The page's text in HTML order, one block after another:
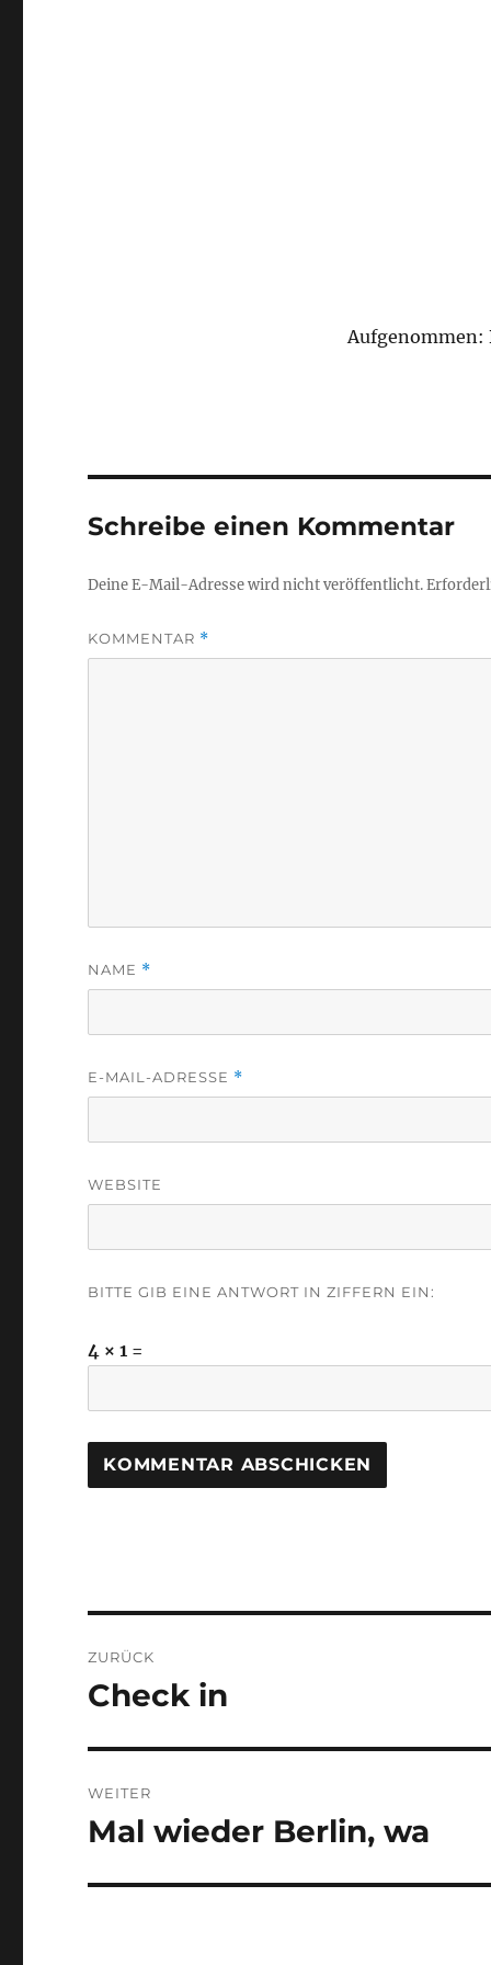
Aufgenommen:
Schreibe einen Kommentar
Deine E-Mail-Adresse wird nicht veröffentlicht.
KOMMENTAR *
NAME *
E-MAIL-ADRESSE *
WEBSITE
BITTE GIB EINE ANTWORT IN ZIFFERN EIN:
4 × 1 =
ZURÜCK
Vorheriger
Check in
WEITER
Nächster
Mal wieder Berlin, wa